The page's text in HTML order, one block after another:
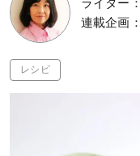
ライター：
連載企画：
レシピ